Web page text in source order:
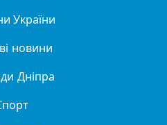
України
новини
Дніпра